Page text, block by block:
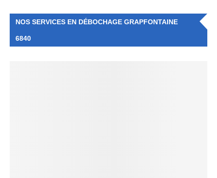
NOS SERVICES EN DÉBOCHAGE GRAPFONTAINE
6840